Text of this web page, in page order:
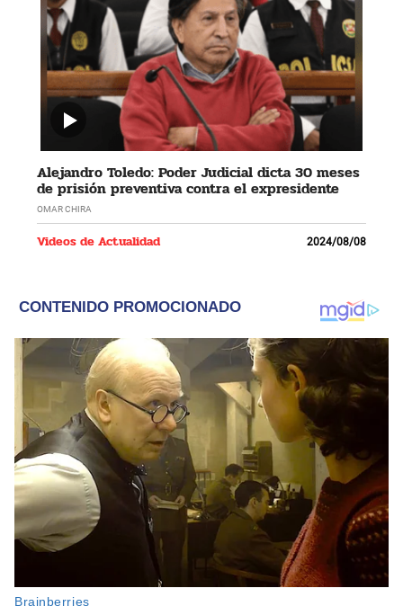
Alejandro Toledo: Poder Judicial dicta 30 meses
de prisión preventiva contra el expresidente
OMAR CHIRA
Videos de Actualidad 2024/08/08